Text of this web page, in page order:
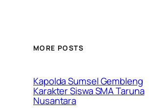
MORE POSTS
Kapolda Sumsel Gembleng
Karakter Siswa SMA Taruna
Nusantara